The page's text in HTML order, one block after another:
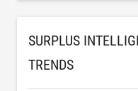
SURPLUS
TRENDS